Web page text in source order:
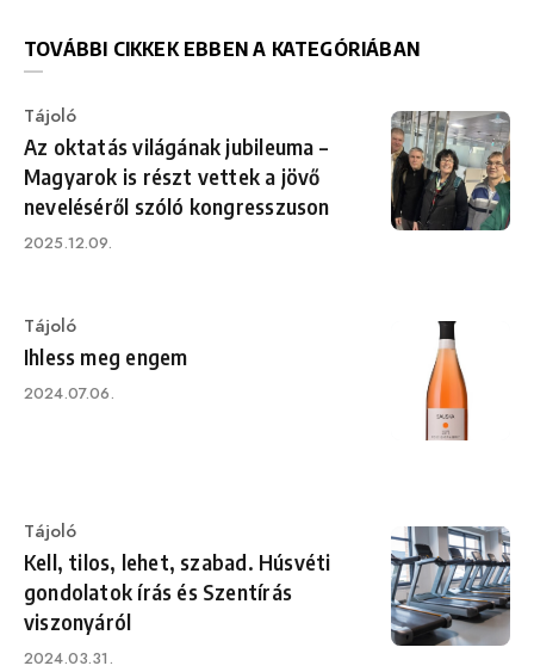
TOVÁBBI CIKKEK EBBEN A KATEGÓRIÁBAN
Category
Tájoló
Az oktatás világának jubileuma –
Magyarok is részt vettek a jövő
neveléséről szóló kongresszuson
Published
2025.12.09.
Category
Tájoló
Ihless meg engem
Published
2024.07.06.
Category
Tájoló
Kell, tilos, lehet, szabad. Húsvéti
gondolatok írás és Szentírás
viszonyáról
Published
2024.03.31.